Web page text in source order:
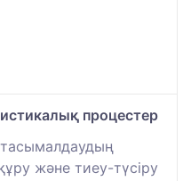
процестер
тасымалдаудың
және тиеу-түсіру